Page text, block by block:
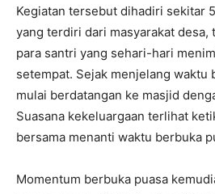
Kegiatan tersebut dihadiri sekitar
yang terdiri dari masyarakat desa,
para santri yang sehari-hari
setempat. Sejak menjelang waktu
mulai berdatangan ke masjid
Suasana kekeluargaan terlihat
bersama menanti waktu berbuka
Momentum berbuka puasa